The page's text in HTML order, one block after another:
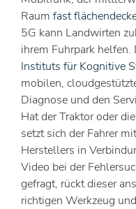
Raum fast
5G kann Landwirten
ihrem Fuhrpark helfen.
Instituts für Kognitive
mobilen,
Diagnose und den
Hat der Traktor oder
setzt sich der Fahrer
Herstellers in
Video bei der
gefragt, rückt dieser
richtigen Werkzeug